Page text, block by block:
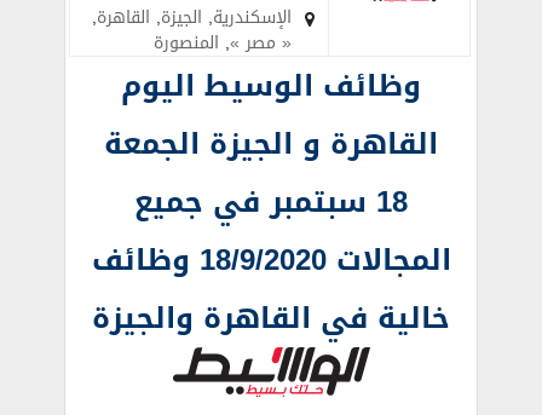
الإسكندرية, الجيزة, القاهرة,
« مصر », المنصورة
وظائف الوسيط اليوم
القاهرة و الجيزة الجمعة
18 سبتمبر في جميع
المجالات 18/9/2020 وظائف
خالية في القاهرة والجيزة